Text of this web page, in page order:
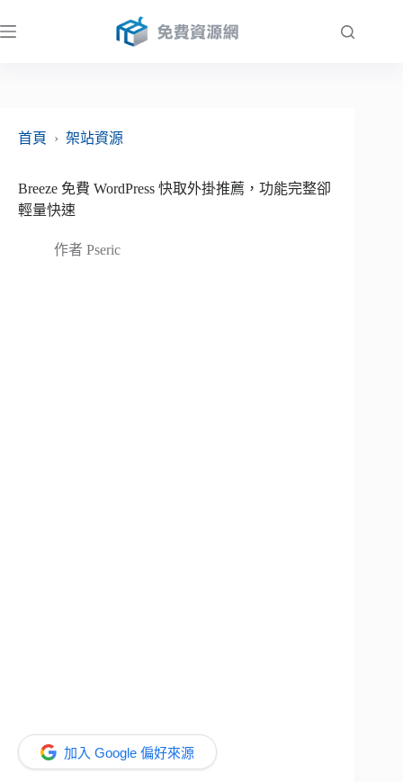
至
首頁
› 架站資源
Breeze 免費 WordPress 快取外掛推薦，功能完整卻
輕量快速
作者 Pseric
加入 Google 偏好來源